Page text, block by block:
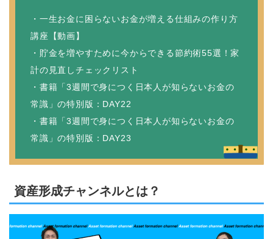
・一生お金に困らないお金が増える仕組みの作り方
講座【動画】
・貯金を増やすために今からできる節約術55選！家
計の見直しチェックリスト
・書籍「3週間で身につく日本人が知らないお金の
常識」の特別版：DAY22
・書籍「3週間で身につく日本人が知らないお金の
常識」の特別版：DAY23
資産形成チャンネルとは？